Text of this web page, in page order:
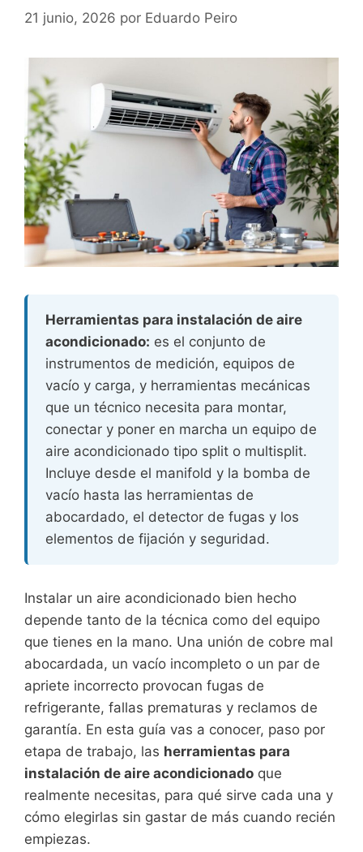
21 junio, 2026 por Eduardo Peiro
Herramientas para instalación de aire
acondicionado: es el conjunto de
instrumentos de medición, equipos de
vacío y carga, y herramientas mecánicas
que un técnico necesita para montar,
conectar y poner en marcha un equipo de
aire acondicionado tipo split o multisplit.
Incluye desde el manifold y la bomba de
vacío hasta las herramientas de
abocardado, el detector de fugas y los
elementos de fijación y seguridad.
Instalar un aire acondicionado bien hecho
depende tanto de la técnica como del equipo
que tienes en la mano. Una unión de cobre mal
abocardada, un vacío incompleto o un par de
apriete incorrecto provocan fugas de
refrigerante, fallas prematuras y reclamos de
garantía. En esta guía vas a conocer, paso por
etapa de trabajo, las herramientas para
instalación de aire acondicionado que
realmente necesitas, para qué sirve cada una y
cómo elegirlas sin gastar de más cuando recién
empiezas.